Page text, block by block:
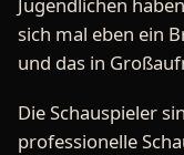
sich mal eben ein
und das in
Die Schauspieler
professionelle